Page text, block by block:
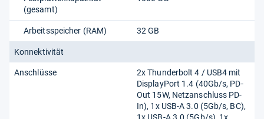
(gesamt)
Arbeitsspeicher (RAM) 32 GB
Konnektivität
Anschlüsse
2x Thunderbolt 4 /​ USB4 mit
DisplayPort 1.4 (40Gb/​s, PD-
Out 15W, Netzanschluss PD-
In), 1x USB-A 3.0 (5Gb/​s, BC),